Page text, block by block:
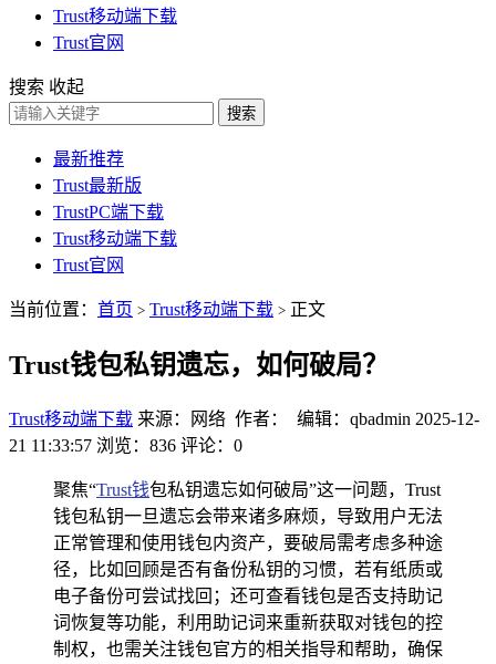
Trust移动端下载
Trust官网
搜索 收起
搜索
最新推荐
Trust最新版
TrustPC端下载
Trust移动端下载
Trust官网
当前位置： 首页 > Trust移动端下载 > 正文
Trust钱包私钥遗忘，如何破局？
Trust移动端下载 来源：网络 作者： 编辑：qbadmin 2025-12-
21 11:33:57 浏览：836 评论：0
聚焦“Trust钱包私钥遗忘如何破局”这一问题，Trust
钱包私钥一旦遗忘会带来诸多麻烦，导致用户无法
正常管理和使用钱包内资产，要破局需考虑多种途
径，比如回顾是否有备份私钥的习惯，若有纸质或
电子备份可尝试找回；还可查看钱包是否支持助记
词恢复等功能，利用助记词来重新获取对钱包的控
制权，也需关注钱包官方的相关指导和帮助，确保